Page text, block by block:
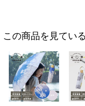
この商品を見てい